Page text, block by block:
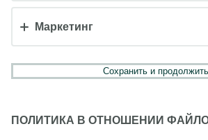
Настройки и
Маркетинг
Сохранить и продолжить
ПОЛИТИКА В ОТНОШЕНИИ